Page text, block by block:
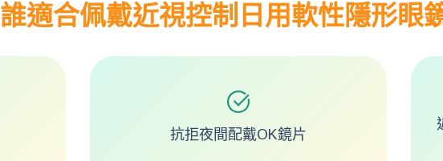
誰適合佩戴近視控制日用軟性隱形眼
抗拒夜間配戴OK鏡片